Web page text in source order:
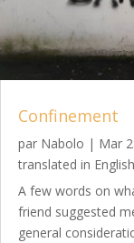
Confinement
par Nabolo | Mar
translated in English
A few words on
friend suggested
general